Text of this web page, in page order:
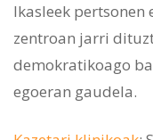
Ikasleek
zentroan jarri
demokratikoago
egoeran gaudela.